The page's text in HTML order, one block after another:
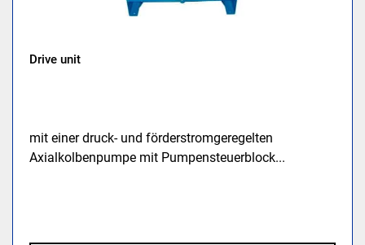
Drive unit
mit einer druck- und förderstromgeregelten
Axialkolbenpumpe mit Pumpensteuerblock...